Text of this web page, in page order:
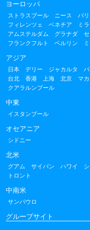
ヨーロッパ
ストラスブール ニース パリ
フィレンツェ
ベネチア ミ
アムステルダム
グラナダ
フランクフルト
ベルリン
アジア
日本 デリー ジャカルタ バ
台北
香港 上海 北京 マ
クアラルンプール
中東
イスタンブール
オセアニア
シドニー
北米
グアム サイパン ハワイ
トロント
中南米
サンパウロ
グループサイト